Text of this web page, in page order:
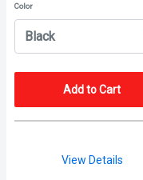
Color
Add to Cart
View Details